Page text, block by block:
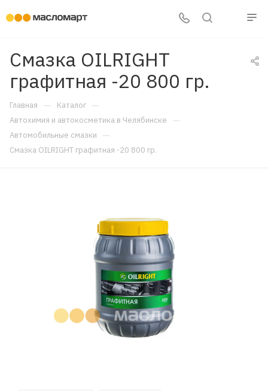
Смазка OILRIGHT
графитная -20 800 гр.
Главная — Каталог —
Автохимия и автокосметика в Челябинске —
Автомобильные смазки —
Смазка OILRIGHT графитная -20 800 гр.